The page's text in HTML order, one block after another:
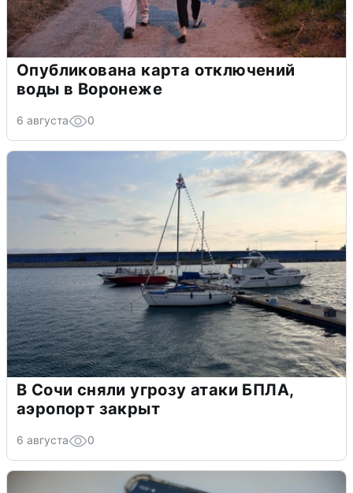
Опубликована карта отключений
воды в Воронеже
6 августа 0
В Сочи сняли угрозу атаки БПЛА,
аэропорт закрыт
6 августа 0